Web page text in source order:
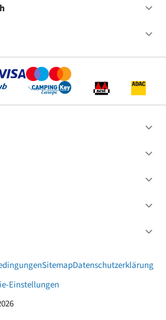
SitemapDatenschutzerklärung
Einstellungen